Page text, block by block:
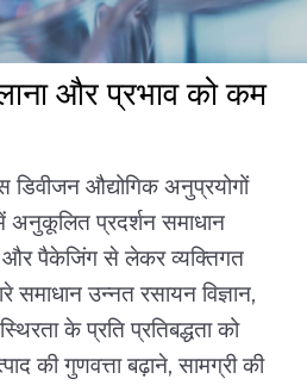
लाना और प्रभाव को कम
डिवीजन औद्योगिक अनुप्रयोगों
प्रदर्शन समाधान
और पैकेजिंग से लेकर व्यक्तिगत
समाधान उन्नत रसायन विज्ञान,
के प्रति प्रतिबद्धता को
की गुणवत्ता बढ़ाने, सामग्री की